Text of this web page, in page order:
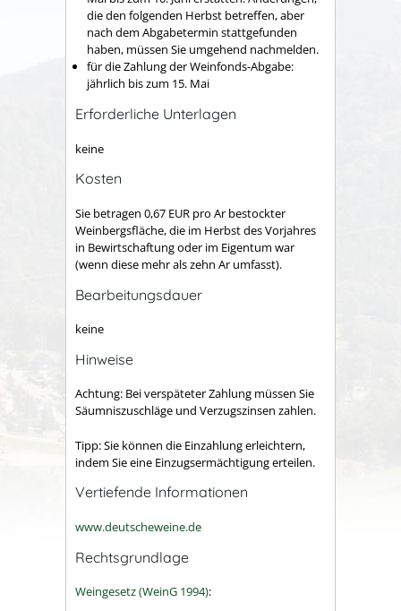
die den folgenden Herbst betreffen, aber
nach dem Abgabetermin stattgefunden
haben, müssen Sie umgehend nachmelden.
für die Zahlung der Weinfonds-Abgabe:
jährlich bis zum 15. Mai
Erforderliche Unterlagen
keine
Kosten
Sie betragen 0,67 EUR pro Ar bestockter
Weinbergsfläche, die im Herbst des Vorjahres
in Bewirtschaftung oder im Eigentum war
(wenn diese mehr als zehn Ar umfasst).
Bearbeitungsdauer
keine
Hinweise
Achtung: Bei verspäteter Zahlung müssen Sie
Säumniszuschläge und Verzugszinsen zahlen.
Tipp:Sie können die Einzahlung erleichtern,
indem Sie eine Einzugsermächtigung erteilen.
Vertiefende Informationen
www.deutscheweine.de
Rechtsgrundlage
Weingesetz (WeinG 1994):